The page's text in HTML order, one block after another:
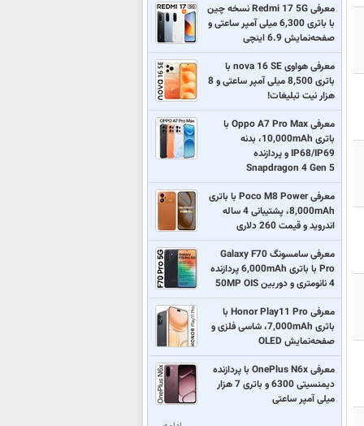
معرفی Redmi 17 5G نسخه چین
با باتری 6,300 میلی آمپر ساعتی و
صفحه‌نمایش 6.9 اینچی
معرفی هواوی nova 16 SE با
باتری 8,500 میلی آمپر ساعتی و 8
هزار نیت تبلیغات!
معرفی Oppo A7 Pro Max با
باتری 10,000mAh، بدنه
IP68/IP69 و پردازنده
Snapdragon 4 Gen 5
معرفی Poco M8 Power با باتری
8,000mAh، پشتیبانی 4 ساله
اندروید و قیمت 260 دلاری
معرفی سامسونگ Galaxy F70
Pro با باتری 6,000mAh پردازنده
4 نانومتری و دوربین 50MP OIS
معرفی Honor Play11 Pro با
باتری 7,000mAh، شاسی فلزی و
صفحه‌نمایش OLED
معرفی OnePlus N6x با پردازنده
دیمنسیتی 6300 و باتری 7 هزار
میلی آمپر ساعتی